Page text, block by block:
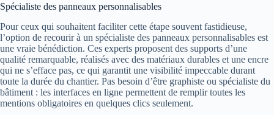
Spécialiste des panneaux personnalisables
Pour ceux qui souhaitent faciliter cette étape souvent fastidieuse,
l’option de recourir à un spécialiste des panneaux personnalisables est
une vraie bénédiction. Ces experts proposent des supports d’une
qualité remarquable, réalisés avec des matériaux durables et une encre
qui ne s’efface pas, ce qui garantit une visibilité impeccable durant
toute la durée du chantier. Pas besoin d’être graphiste ou spécialiste du
bâtiment : les interfaces en ligne permettent de remplir toutes les
mentions obligatoires en quelques clics seulement.